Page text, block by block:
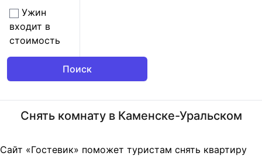
Ужин
входит в
стоимость
Снять комнату в Каменске-Уральском
Сайт «Гостевик» поможет туристам снять квартиру